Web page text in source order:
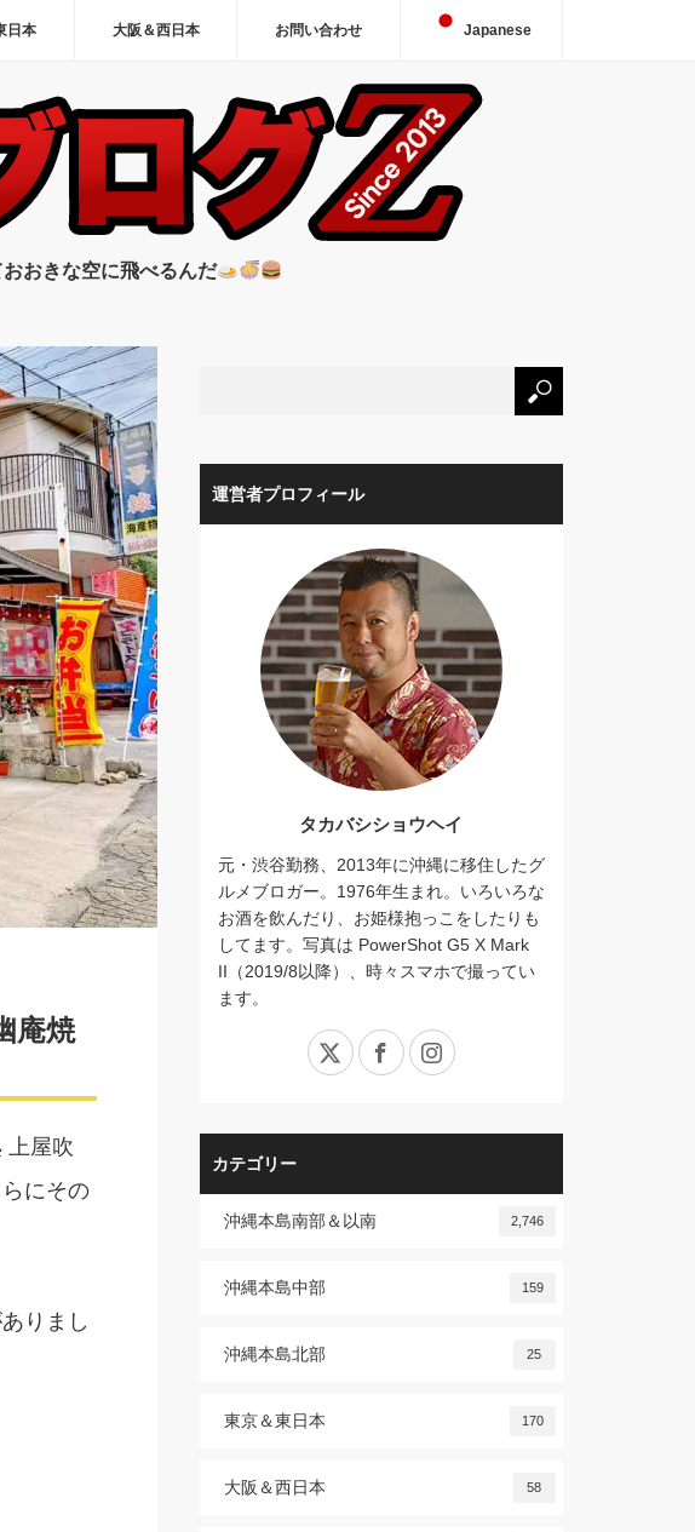
日本 大阪＆西日本 お問い合わせ Japanese
おきな空に飛べるんだ
庵焼
上屋吹
らにその
りまし
運営者プロフィール
タカバシショウヘイ
元・渋谷勤務、2013年に沖縄に移住したグ
ルメブロガー。1976年生まれ。いろいろな
お酒を飲んだり、お姫様抱っこをしたりも
してます。写真は PowerShot G5 X Mark
II（2019/8以降）、時々スマホで撮ってい
ます。
X FacebookInstagram
カテゴリー
沖縄本島南部＆以南 2,746
沖縄本島中部 159
沖縄本島北部 25
東京＆東日本 170
大阪＆西日本 58